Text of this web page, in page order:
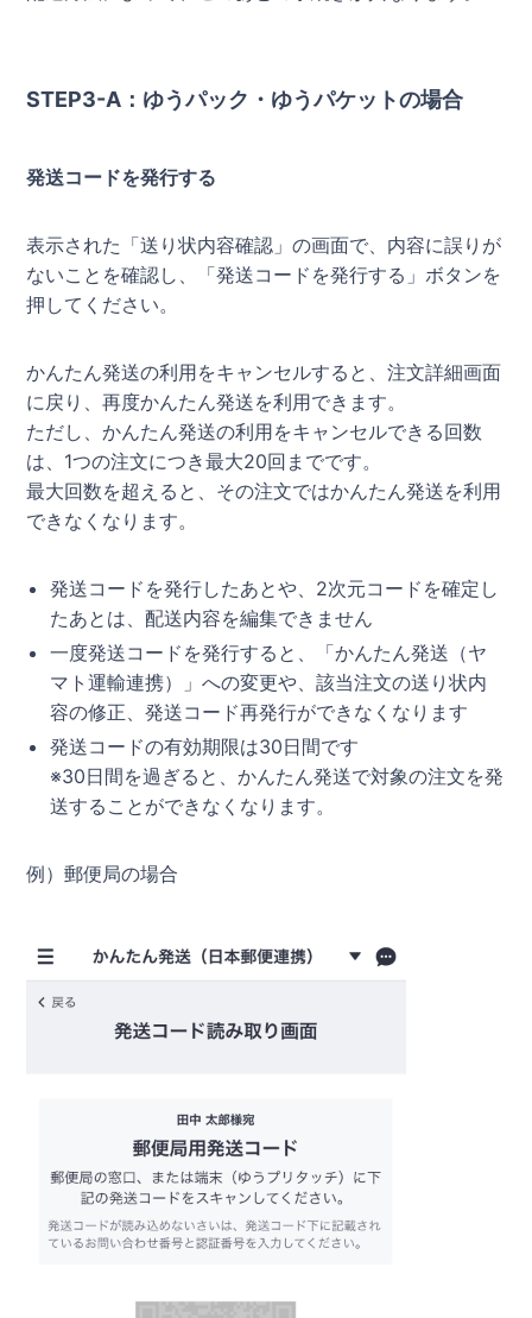
STEP3-A：ゆうパック・ゆうパケットの場合
発送コードを発行する
表示された「送り状内容確認」の画面で、内容に誤りが
ないことを確認し、「発送コードを発行する」ボタンを
押してください。
かんたん発送の利用をキャンセルすると、注文詳細画面
に戻り、再度かんたん発送を利用できます。
ただし、かんたん発送の利用をキャンセルできる回数
は、1つの注文につき最大20回までです。
最大回数を超えると、その注文ではかんたん発送を利用
できなくなります。
発送コードを発行したあとや、2次元コードを確定し
たあとは、配送内容を編集できません
一度発送コードを発行すると、「かんたん発送（ヤ
マト運輸連携）」への変更や、該当注文の送り状内
容の修正、発送コード再発行ができなくなります
発送コードの有効期限は30日間です
※30日間を過ぎると、かんたん発送で対象の注文を発
送することができなくなります。
例）郵便局の場合